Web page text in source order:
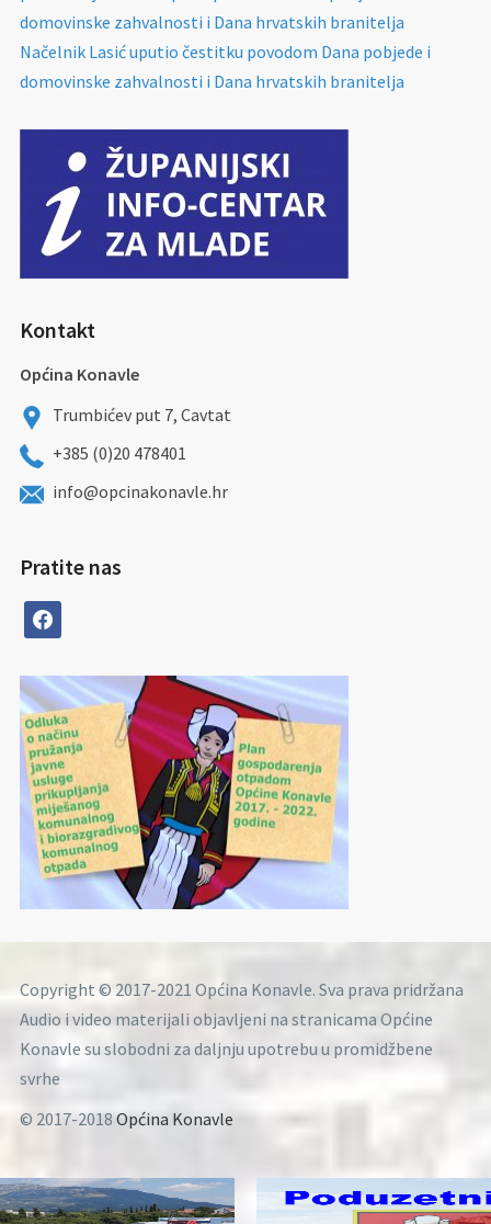
domovinske zahvalnosti i Dana hrvatskih branitelja
Načelnik Lasić uputio čestitku povodom Dana pobjede i
domovinske zahvalnosti i Dana hrvatskih branitelja
Kontakt
Općina Konavle
Trumbićev put 7, Cavtat
+385 (0)20 478401
info@opcinakonavle.hr
Pratite nas
facebook
Copyright © 2017-2021 Općina Konavle. Sva prava pridržana
Audio i video materijali objavljeni na stranicama Općine
Konavle su slobodni za daljnju upotrebu u promidžbene
svrhe
© 2017-2018 Općina Konavle